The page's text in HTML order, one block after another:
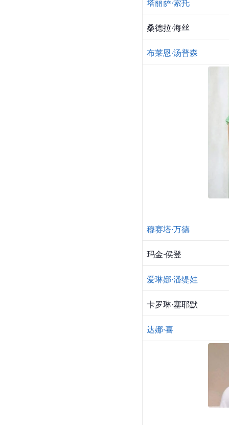
塔丽萨·索托
桑德拉·海丝
布莱恩·汤普森
穆赛塔·万德
玛金·侯登
爱琳娜·潘缇娃
卡罗琳·塞耶默
达娜·喜